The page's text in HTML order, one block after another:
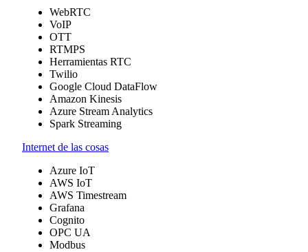
WebRTC
VoIP
OTT
RTMPS
Herramientas RTC
Twilio
Google Cloud DataFlow
Amazon Kinesis
Azure Stream Analytics
Spark Streaming
Internet de las cosas
Azure IoT
AWS IoT
AWS Timestream
Grafana
Cognito
OPC UA
Modbus